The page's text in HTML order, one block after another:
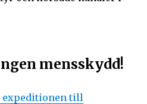
mensskydd!
expeditionen till